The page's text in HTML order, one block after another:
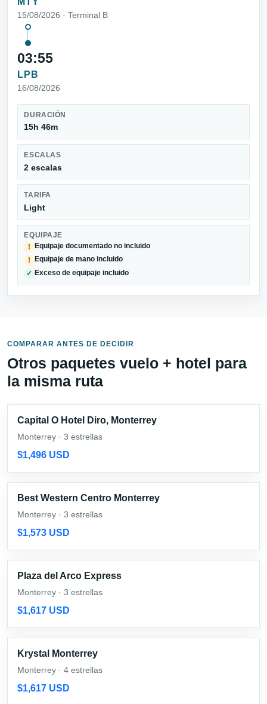
15/08/2026 · Terminal B
03:55
LPB
16/08/2026
DURACIÓN
15h 46m
ESCALAS
2 escalas
TARIFA
Light
EQUIPAJE
!
Equipaje documentado no incluido
! Equipaje de mano incluido
✓ Exceso de equipaje incluido
COMPARAR ANTES DE DECIDIR
Otros paquetes vuelo + hotel para
la misma ruta
Capital O Hotel Diro, Monterrey
Monterrey · 3 estrellas
$1,496 USD
Best Western Centro Monterrey
Monterrey · 3 estrellas
$1,573 USD
Plaza del Arco Express
Monterrey · 3 estrellas
$1,617 USD
Krystal Monterrey
Monterrey · 4 estrellas
$1,617 USD